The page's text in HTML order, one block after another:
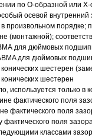
по О-образной или
осевой внутренний
произвольном
для дюймовых
для дюймовых
шестерен
шестерен
используется
фактического поля
фактического поля
поля
классами